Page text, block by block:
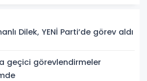
Dilek, YENİ Parti’de görev aldı
geçici görevlendirmeler